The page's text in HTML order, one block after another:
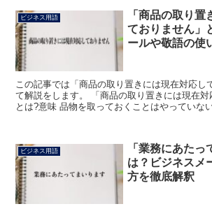
ビジネス用語
「商品の取り置
ておりません」
ールや敬語の使
この記事では「商品の取り置きには現在対応し
て解説をします。 「商品の取り置きには現在対
とは?意味 品物を取っておくことはやっていな
ビジネス用語
「業務にあたっ
は？ビジネスメ
方を徹底解釈